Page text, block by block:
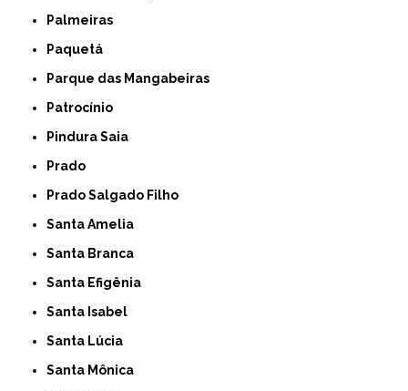
Palmeiras
Paquetá
Parque das Mangabeiras
Patrocínio
Pindura Saia
Prado
Prado Salgado Filho
Santa Amelia
Santa Branca
Santa Efigênia
Santa Isabel
Santa Lúcia
Santa Mônica